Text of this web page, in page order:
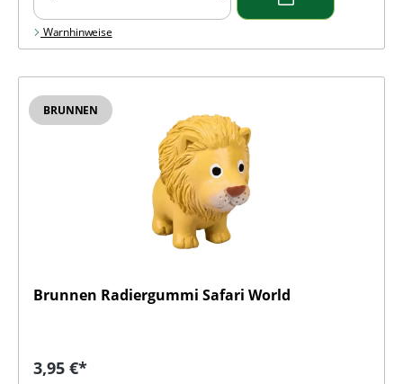
Warnhinweise
BRUNNEN
Brunnen Radiergummi Safari World
Regulärer Preis:
3,95 €*